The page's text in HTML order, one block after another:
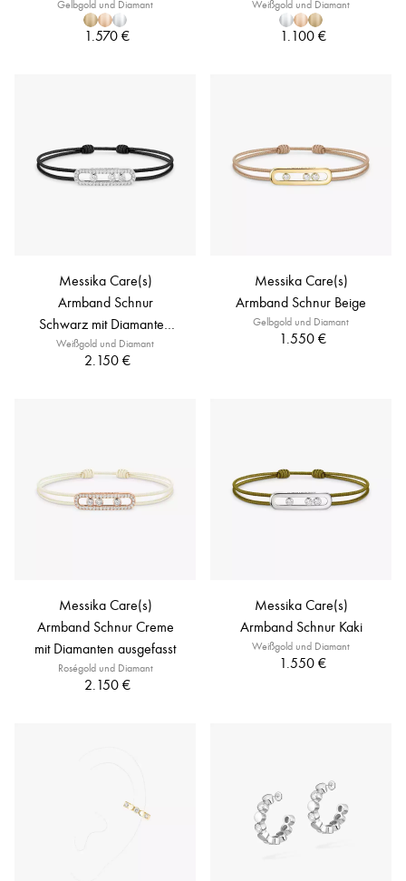
Gelbgold und Diamant
1.570 €
Weißgold und Diamant
1.100 €
Messika Care(s)
Armband Schnur
Schwarz mit Diamanten
ausgefasst
Weißgold und Diamant
2.150 €
Messika Care(s)
Armband Schnur Beige
Gelbgold und Diamant
1.550 €
Messika Care(s)
Armband Schnur Creme
mit Diamanten ausgefasst
Roségold und Diamant
2.150 €
Messika Care(s)
Armband Schnur Kaki
Weißgold und Diamant
1.550 €